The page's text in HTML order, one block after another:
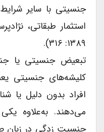
جنسیتی با سایر
استثمار طبقاتی،
۱۳۸۹: ۳۱۶).
تبعیض جنسیتی یا
کلیشه‌های جنسیتی
افراد بدون دلیل یا
می‌دهند. به‌علاوه
جنسیت زدگی در زبان